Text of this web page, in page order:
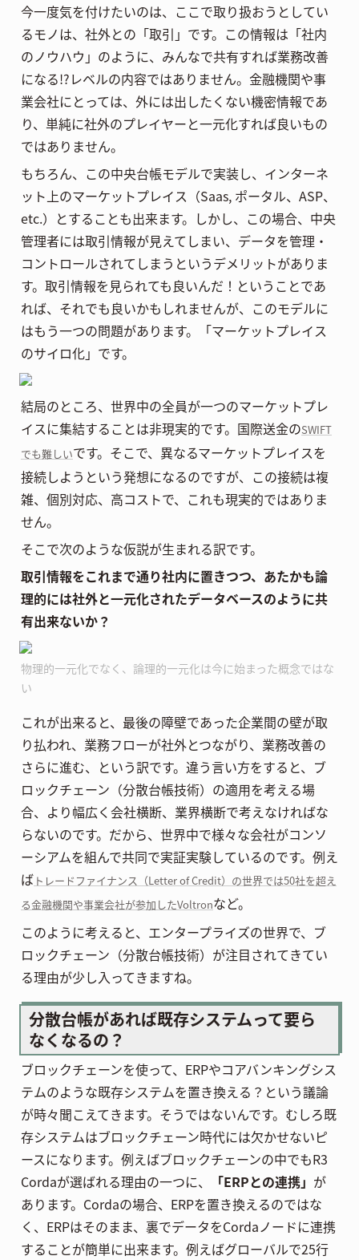
今一度気を付けたいのは、ここで取り扱おうとしてい
るモノは、社外との「取引」です。この情報は「社内
のノウハウ」のように、みんなで共有すれば業務改善
になる!?レベルの内容ではありません。金融機関や事
業会社にとっては、外には出したくない機密情報であ
り、単純に社外のプレイヤーと一元化すれば良いもの
ではありません。
もちろん、この中央台帳モデルで実装し、インターネ
ット上のマーケットプレイス（Saas, ポータル、ASP、
etc.）とすることも出来ます。しかし、この場合、中央
管理者には取引情報が見えてしまい、データを管理・
コントロールされてしまうというデメリットがありま
す。取引情報を見られても良いんだ！ということであ
れば、それでも良いかもしれませんが、このモデルに
はもう一つの問題があります。「マーケットプレイス
のサイロ化」です。
結局のところ、世界中の全員が一つのマーケットプレ
イスに集結することは非現実的です。国際送金のSWIFT
でも難しいです。そこで、異なるマーケットプレイスを
接続しようという発想になるのですが、この接続は複
雑、個別対応、高コストで、これも現実的ではありま
せん。
そこで次のような仮説が生まれる訳です。
取引情報をこれまで通り社内に置きつつ、あたかも論
理的には社外と一元化されたデータベースのように共
有出来ないか？
物理的一元化でなく、論理的一元化は今に始まった概念ではな
い
これが出来ると、最後の障壁であった企業間の壁が取
り払われ、業務フローが社外とつながり、業務改善の
さらに進む、という訳です。違う言い方をすると、ブ
ロックチェーン（分散台帳技術）の適用を考える場
合、より幅広く会社横断、業界横断で考えなければな
らないのです。だから、世界中で様々な会社がコンソ
ーシアムを組んで共同で実証実験しているのです。例え
ば トレードファイナンス（Letter of Credit）の世界では50社を超え
る金融機関や事業会社が参加したVoltronなど。
このように考えると、エンタープライズの世界で、ブ
ロックチェーン（分散台帳技術）が注目されてきてい
る理由が少し入ってきますね。
分散台帳があれば既存システムって要ら
なくなるの？
ブロックチェーンを使って、ERPやコアバンキングシス
テムのような既存システムを置き換える？という議論
が時々聞こえてきます。そうではないんです。むしろ既
存システムはブロックチェーン時代には欠かせないピ
ースになります。例えばブロックチェーンの中でもR3
Cordaが選ばれる理由の一つに、
「ERPとの連携」 が
あります。Cordaの場合、ERPを置き換えるのではな
く、ERPはそのまま、裏でデータをCordaノードに連携
することが簡単に出来ます。例えばグローバルで25行